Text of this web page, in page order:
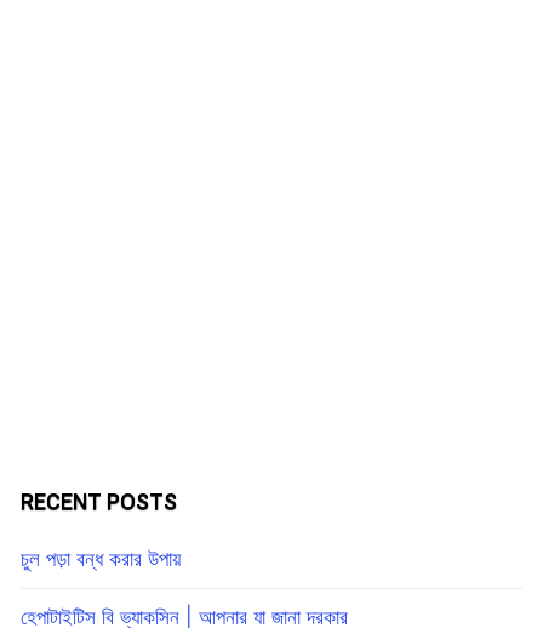
RECENT POSTS
চুল পড়া বন্ধ করার উপায়
হেপাটাইটিস বি ভ্যাকসিন | আপনার যা জানা দরকার